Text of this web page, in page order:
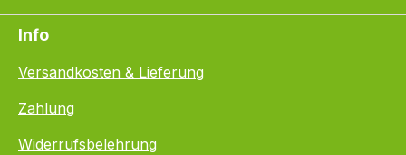
Info
Versandkosten & Lieferung
Zahlung
Widerrufsbelehrung